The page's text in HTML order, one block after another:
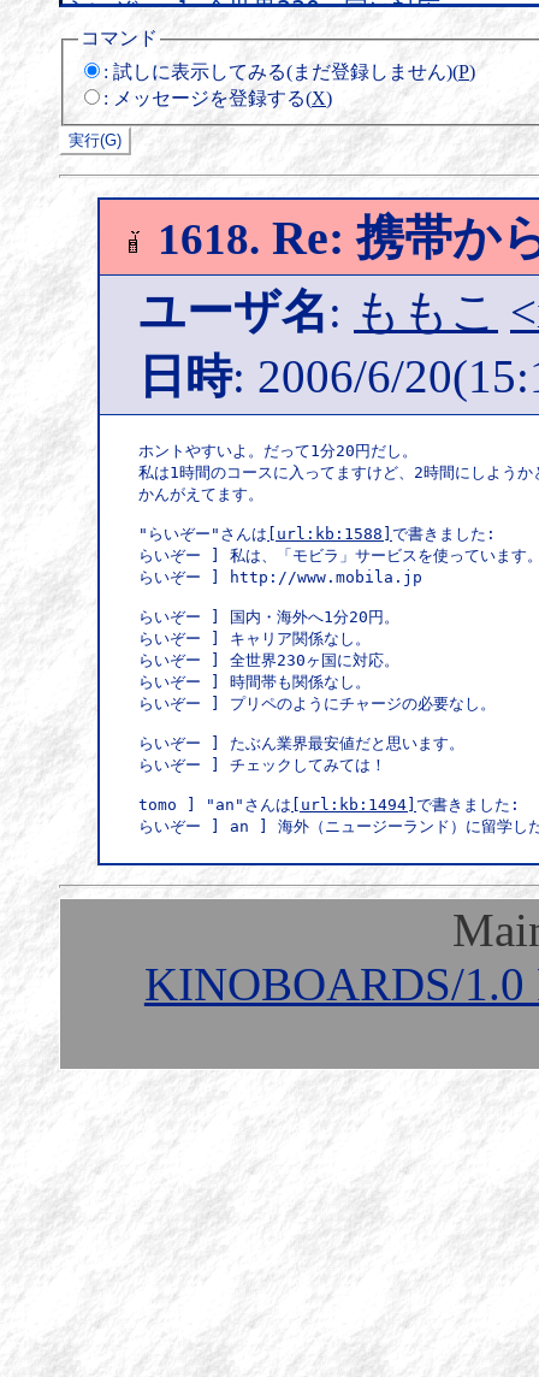
コマンド
: 試しに表示してみる(まだ登録しません)(P)
: メッセージを登録する(X)
1618. Re: 携帯か
ユーザ名: ももこ
日時: 2006/6/
ホントやすいよ。だって1分20円だし。
私は1時間のコースに入ってますけど、2時間にしようか
かんがえてます。
"らいぞー"さんは [url:kb:1588] で書きました:
らいぞー ] 私は、「モビラ」サービスを使っています
らいぞー ] http://www.mobila.jp
らいぞー ] 国内・海外へ1分20円。
らいぞー ] キャリア関係なし。
らいぞー ] 全世界230ヶ国に対応。
らいぞー ] 時間帯も関係なし。
らいぞー ] プリペのようにチャージの必要なし。
らいぞー ] たぶん業界最安値だと思います。
らいぞー ] チェックしてみては！
tomo ] "an"さんは [url:kb:1494] で書きました:
らいぞー ] an ] 海外（ニュージーランド）に留学した
KINOBOARDS/1.0